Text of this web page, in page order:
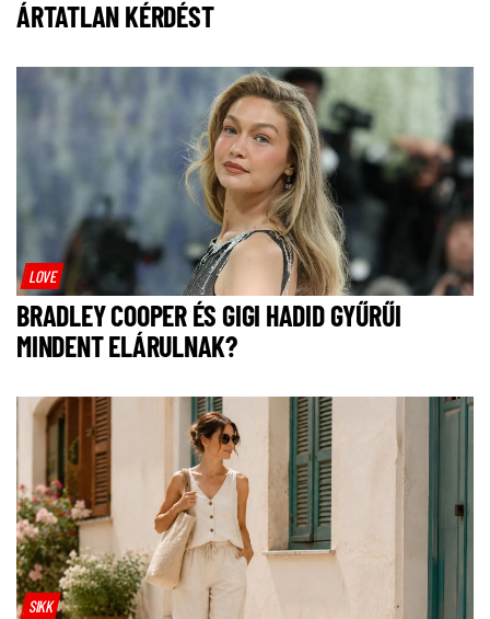
ÁRTATLAN KÉRDÉST
LOVE
BRADLEY COOPER ÉS GIGI HADID GYŰRŰI
MINDENT ELÁRULNAK?
SIKK